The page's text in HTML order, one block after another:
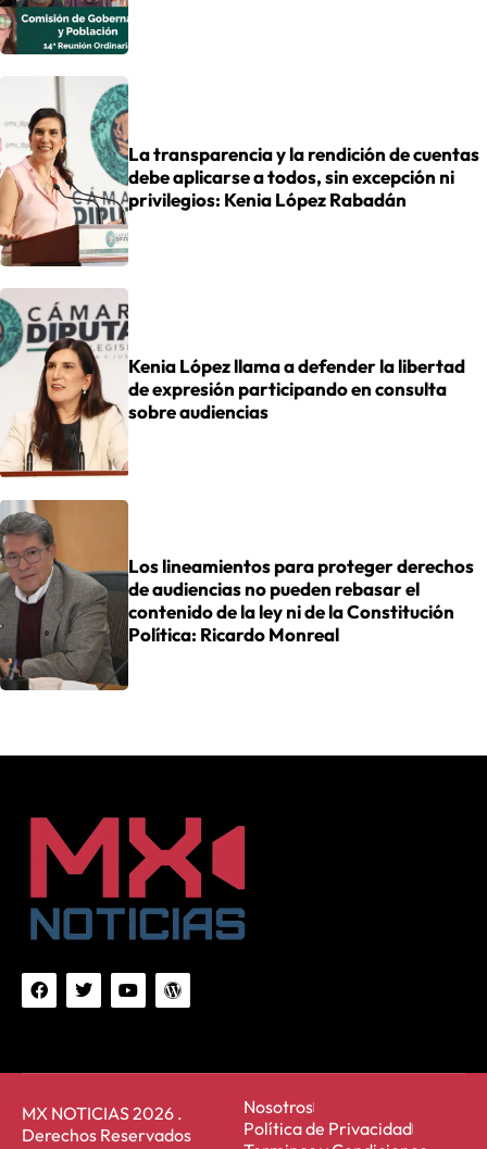
La transparencia y la rendición de cuentas
debe aplicarse a todos, sin excepción ni
privilegios: Kenia López Rabadán
Kenia López llama a defender la libertad
de expresión participando en consulta
sobre audiencias
Los lineamientos para proteger derechos
de audiencias no pueden rebasar el
contenido de la ley ni de la Constitución
Política: Ricardo Monreal
MX NOTICIAS 2026 .
Derechos Reservados
Nosotros
Política de Privacidad